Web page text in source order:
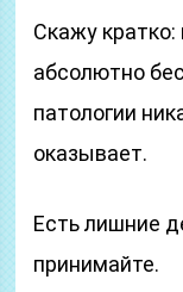
Скажу кратко:
абсолютно
патологии
оказывает.
Есть лишние
принимайте.